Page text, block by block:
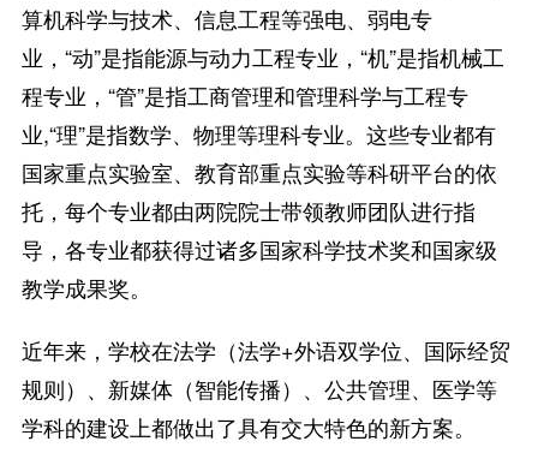
算机科学与技术、信息工程等强电、弱电专
业，“动”是指能源与动力工程专业，“机”是指机械工
程专业，“管”是指工商管理和管理科学与工程专
业,“理”是指数学、物理等理科专业。这些专业都有
国家重点实验室、教育部重点实验等科研平台的依
托，每个专业都由两院院士带领教师团队进行指
导，各专业都获得过诸多国家科学技术奖和国家级
教学成果奖。
近年来，学校在法学（法学+外语双学位、国际经贸
规则）、新媒体（智能传播）、公共管理、医学等
学科的建设上都做出了具有交大特色的新方案。